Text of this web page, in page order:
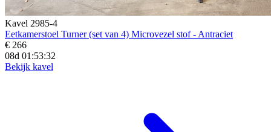
Kavel 2985-4
Eetkamerstoel Turner (set van 4) Microvezel stof - Antraciet
€ 266
08d 01:53:31
Bekijk kavel